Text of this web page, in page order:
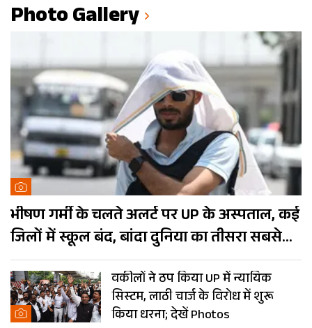
Photo Gallery
भीषण गर्मी के चलते अलर्ट पर UP के अस्पताल, कई
जिलों में स्कूल बंद, बांदा दुनिया का तीसरा सबसे
गर्म शहर
वकीलों ने ठप किया UP में न्यायिक
सिस्टम, लाठी चार्ज के विरोध में शुरू
किया धरना; देखें Photos